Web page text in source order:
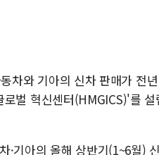
지적 장애 여성
차와 기아의 신차 판매가 전
벌 혁신센터(HMGICS)'를 설
기아의 올해 상반기(1~6월)